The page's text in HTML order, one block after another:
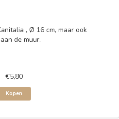
, Ø 16 cm, maar ook
de muur.
€5,80
Kopen